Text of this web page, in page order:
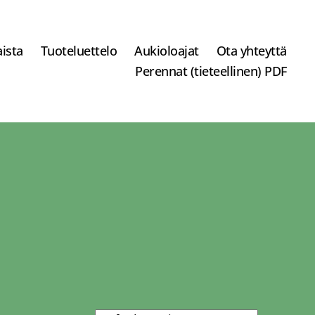
Tuoteluettelo Aukioloajat
Ota yhteyttä
Perennat (tieteellinen) PDF